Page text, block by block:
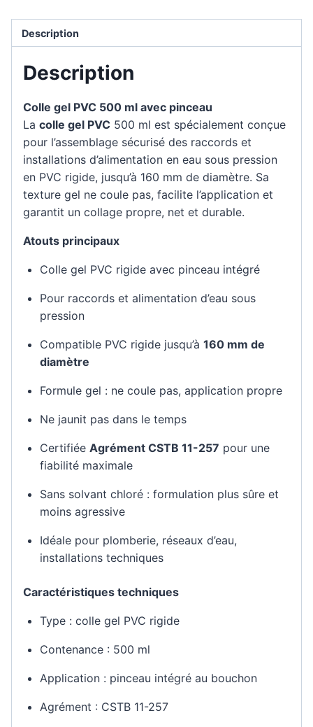
Description
Description
Colle gel PVC 500 ml avec pinceau
La colle gel PVC 500 ml est spécialement conçue
pour l’assemblage sécurisé des raccords et
installations d’alimentation en eau sous pression
en PVC rigide, jusqu’à 160 mm de diamètre. Sa
texture gel ne coule pas, facilite l’application et
garantit un collage propre, net et durable.
Atouts principaux
Colle gel PVC rigide avec pinceau intégré
Pour raccords et alimentation d’eau sous
pression
Compatible PVC rigide jusqu’à 160 mm de
diamètre
Formule gel : ne coule pas, application propre
Ne jaunit pas dans le temps
Certifiée Agrément CSTB 11-257 pour une
fiabilité maximale
Sans solvant chloré : formulation plus sûre et
moins agressive
Idéale pour plomberie, réseaux d’eau,
installations techniques
Caractéristiques techniques
Type : colle gel PVC rigide
Contenance : 500 ml
Application : pinceau intégré au bouchon
Agrément : CSTB 11-257